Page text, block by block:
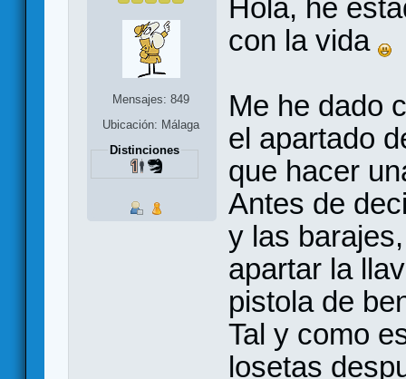
Mensajes: 849
Ubicación: Málaga
Distinciones
Hola, he
con la vida
Me he dado
el apartado
que hacer
Antes de
y las
apartar la
pistola de
Tal y como
losetas